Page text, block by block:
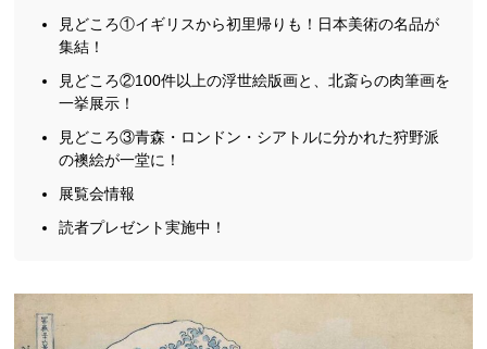
見どころ①イギリスから初里帰りも！日本美術の名品が
集結！
見どころ②100件以上の浮世絵版画と、北斎らの肉筆画を
一挙展示！
見どころ③青森・ロンドン・シアトルに分かれた狩野派
の襖絵が一堂に！
展覧会情報
読者プレゼント実施中！